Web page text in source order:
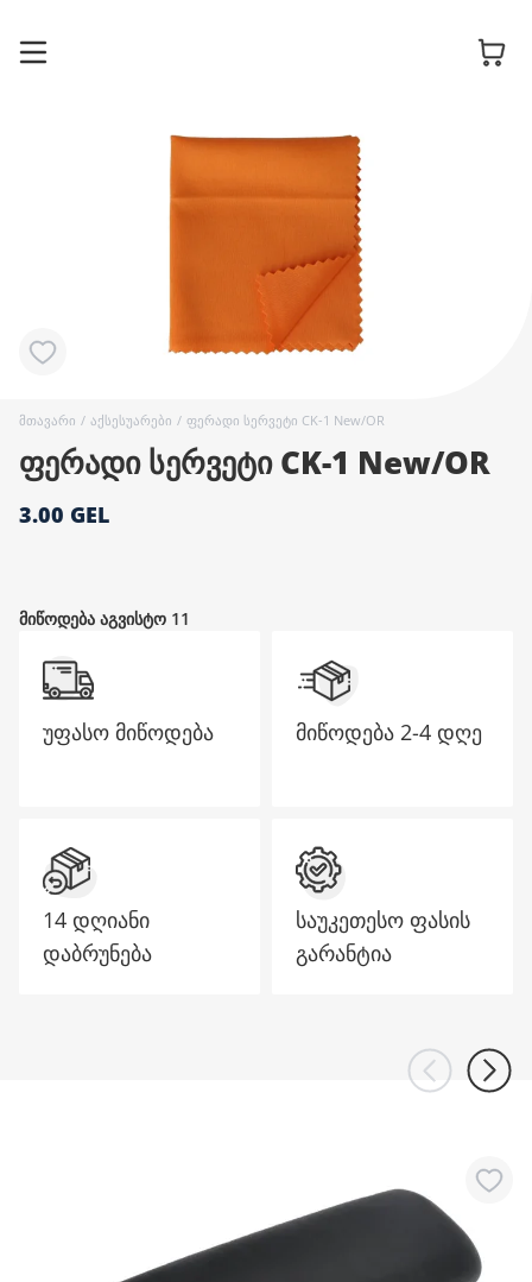
მთავარი / აქსესუარები / ფერადი სერვეტი CK-1 New/OR
ფერადი სერვეტი CK-1 New/OR
3.00 GEL
მიწოდება აგვისტო 11
ლინზები
აქსესუარები
მთავარი გვერდი
უფასო მიწოდება
14 დღიანი
დაბრუნება
მიწოდება 2-4 დღე
საუკეთესო ფასის
გარანტია